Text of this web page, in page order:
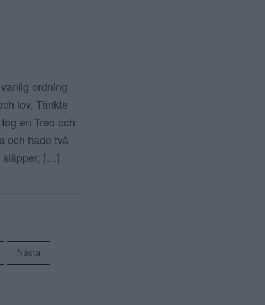
ordning
lov. Tänkte
en Treo och
och hade två
släpper, […]
Nästa